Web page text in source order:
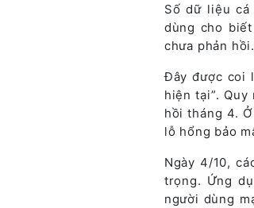
Số dữ liệu
dùng cho
chưa phản hồi.
Đây được coi
hiện tại”.
hồi tháng 4.
lỗ hổng bảo
Ngày 4/10,
trọng. Ứng
người dùng